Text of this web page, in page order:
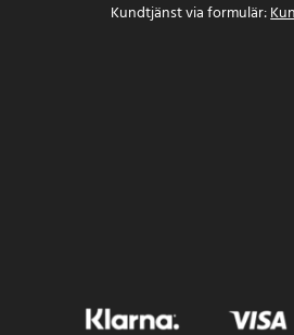
Kundtjänst via formulär: